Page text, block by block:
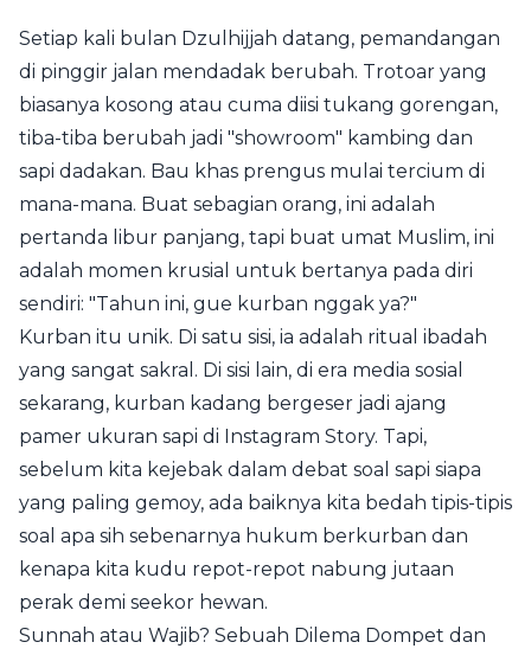
Setiap kali bulan Dzulhijjah datang, pemandangan
di pinggir jalan mendadak berubah. Trotoar yang
biasanya kosong atau cuma diisi tukang gorengan,
tiba-tiba berubah jadi "showroom" kambing dan
sapi dadakan. Bau khas prengus mulai tercium di
mana-mana. Buat sebagian orang, ini adalah
pertanda libur panjang, tapi buat umat Muslim, ini
adalah momen krusial untuk bertanya pada diri
sendiri: "Tahun ini, gue kurban nggak ya?"
Kurban itu unik. Di satu sisi, ia adalah ritual ibadah
yang sangat sakral. Di sisi lain, di era media sosial
sekarang, kurban kadang bergeser jadi ajang
pamer ukuran sapi di Instagram Story. Tapi,
sebelum kita kejebak dalam debat soal sapi siapa
yang paling gemoy, ada baiknya kita bedah tipis-tipis
soal apa sih sebenarnya hukum berkurban dan
kenapa kita kudu repot-repot nabung jutaan
perak demi seekor hewan.
Sunnah atau Wajib? Sebuah Dilema Dompet dan